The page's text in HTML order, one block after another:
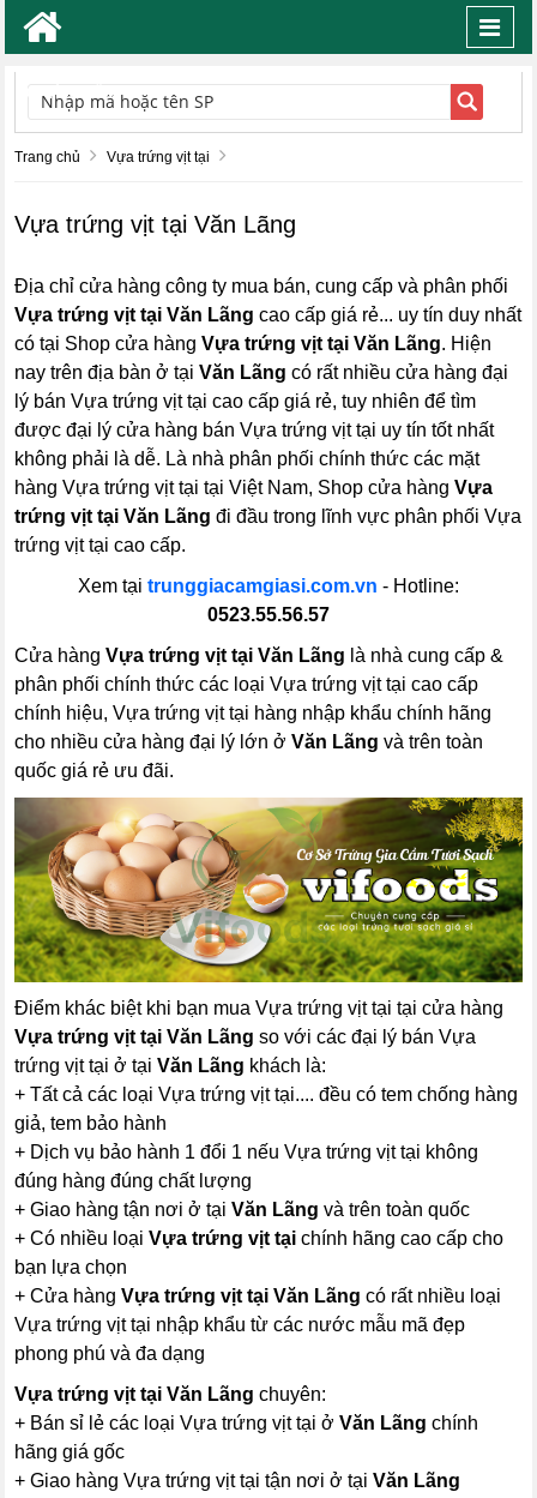
TÌM KIẾM
Trang chủ Vựa trứng vịt tại
Vựa trứng vịt tại Văn Lãng
Địa chỉ cửa hàng công ty mua bán, cung cấp và phân phối
Vựa trứng vịt tại Văn Lãng cao cấp giá rẻ... uy tín duy nhất
có tại Shop cửa hàngVựa trứng vịt tại Văn Lãng. Hiện
nay trên địa bàn ở tạiVăn Lãng có rất nhiều cửa hàng đại
lý bán Vựa trứng vịt tại cao cấp giá rẻ, tuy nhiên để tìm
được đại lý cửa hàng bán Vựa trứng vịt tại uy tín tốt nhất
không phải là dễ. Là nhà phân phối chính thức các mặt
hàng Vựa trứng vịt tại tại Việt Nam, Shop cửa hàngVựa
trứng vịt tại Văn Lãng đi đầu trong lĩnh vực phân phối Vựa
trứng vịt tại cao cấp.
Xem tại trunggiacamgiasi.com.vn - Hotline:
0523.55.56.57
Cửa hàngVựa trứng vịt tại Văn Lãng là nhà cung cấp &
phân phối chính thức các loại Vựa trứng vịt tại cao cấp
chính hiệu, Vựa trứng vịt tại hàng nhập khẩu chính hãng
cho nhiều cửa hàng đại lý lớn ởVăn Lãng và trên toàn
quốc giá rẻ ưu đãi.
Điểm khác biệt khi bạn mua Vựa trứng vịt tại tại cửa hàng
Vựa trứng vịt tại Văn Lãng so với các đại lý bán Vựa
trứng vịt tại ở tạiVăn Lãng khách là:
+ Tất cả các loại Vựa trứng vịt tại.... đều có tem chống hàng
giả, tem bảo hành
+ Dịch vụ bảo hành 1 đổi 1 nếu Vựa trứng vịt tại không
đúng hàng đúng chất lượng
+ Giao hàng tận nơi ở tạiVăn Lãng và trên toàn quốc
+ Có nhiều loạiVựa trứng vịt tại chính hãng cao cấp cho
bạn lựa chọn
+ Cửa hàngVựa trứng vịt tại Văn Lãng có rất nhiều loại
Vựa trứng vịt tại nhập khẩu từ các nước mẫu mã đẹp
phong phú và đa dạng
Vựa trứng vịt tại Văn Lãngchuyên:
+ Bán sỉ lẻ các loại Vựa trứng vịt tại ởVăn Lãng chính
hãng giá gốc
+ Giao hàng Vựa trứng vịt tại tận nơi ở tạiVăn Lãng